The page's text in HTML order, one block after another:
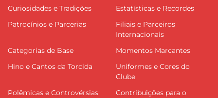
Curiosidades e Tradições
Estatísticas e Recordes
Patrocínios e Parcerias
Filiais e Parceiros
Internacionais
Categorias de Base
Momentos Marcantes
Hino e Cantos da Torcida
Uniformes e Cores do
Clube
Polêmicas e Controvérsias
Contribuições para o